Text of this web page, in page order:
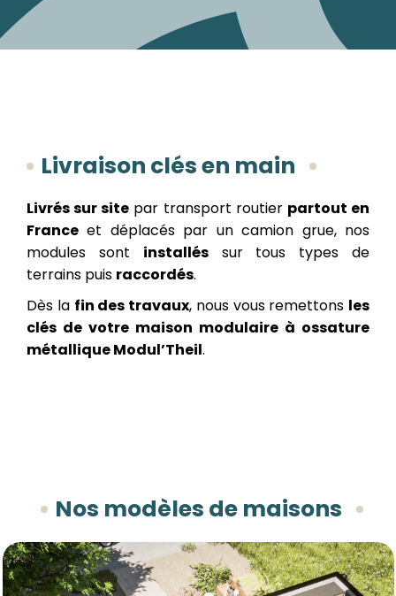
Livraison clés en main
Livrés sur site par transport routier partout en
France et déplacés par un camion grue, nos
modules sont installéssur tous types de
terrains puis raccordés.
Dès la fin des travaux, nous vous remettons les
clés de votre maison modulaire à ossature
métallique Modul’Theil.
Nos modèles de maisons